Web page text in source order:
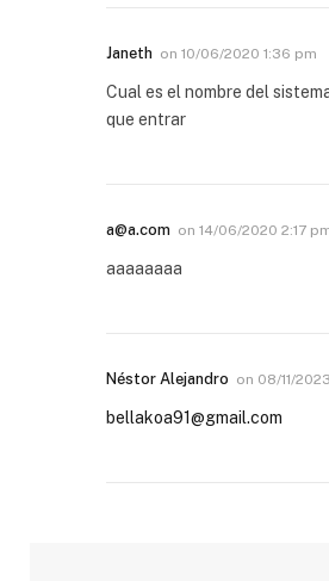
Janeth on 10/06/2020 1:36 pm
Cual es el nombre del
que entrar
a@a.com on 14/06/2020 2:17
aaaaaaaa
Néstor Alejandro on 08/11/
bellakoa91@gmail.com